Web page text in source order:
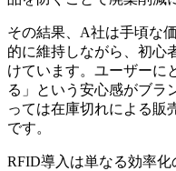
その結果、A社は手頃な
的に維持しながら、初心
けています。ユーザーに
る」という安心感がブラ
っては在庫切れによる販
です。
RFID導入は単なる効率